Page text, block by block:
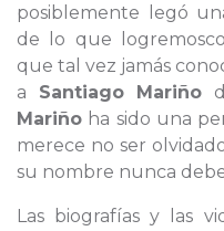
posiblemente legó
de lo que
que tal vez jamás
a Santiago Mariño
Mariño ha sido una
merece no ser
su nombre nunca
Las biografías y las